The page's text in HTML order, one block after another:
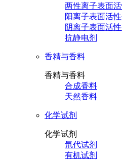
两性离子表面活
阳离子表面活性
阴离子表面活性
抗静电剂
香精与香料
香精与香料
合成香料
天然香料
化学试剂
化学试剂
氘代试剂
有机试剂